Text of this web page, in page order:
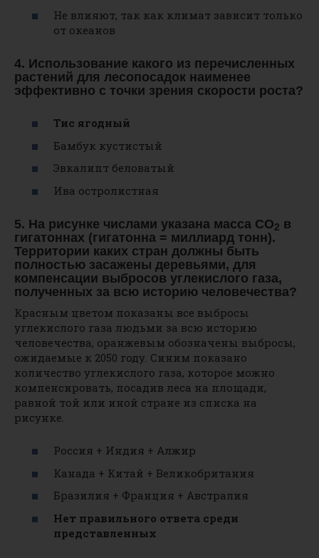
Не влияют, так как климат зависит только
от океанов
4. Использование какого из перечисленных
растений для лесопосадок наименее
эффективно с точки зрения скорости роста?
Тис ягодный
Бамбук кустистый
Эвкалипт беловатый
Ива остролистная
5. На рисунке числами указана масса CO2 в
гигатоннах (гигатонна = миллиард тонн).
Территории каких стран должны быть
полностью засажены деревьями, для
компенсации выбросов углекислого газа,
полученных за всю историю человечества?
Красным цветом показаны все выбросы
углекислого газа людьми за всю историю
человечества, оранжевым обозначены выбросы,
ожидаемые к 2050 году. Синим показано
количество углекислого газа, которое можно
компенсировать, посадив леса на площади,
равной той или иной стране из списка на
рисунке.
Россия + Индия + Алжир
Канада + Китай + Великобритания
Бразилия + Франция + Австралия
Нет правильного ответа среди
представленных